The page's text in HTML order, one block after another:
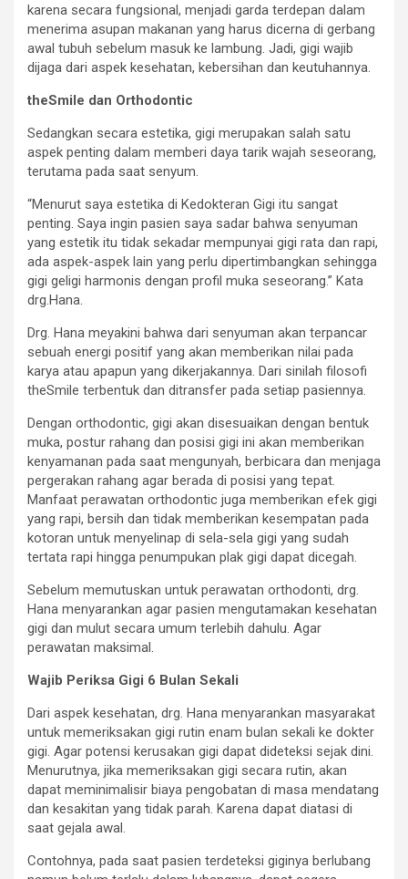
karena secara fungsional, menjadi garda terdepan dalam
menerima asupan makanan yang harus dicerna di gerbang
awal tubuh sebelum masuk ke lambung. Jadi, gigi wajib
dijaga dari aspek kesehatan, kebersihan dan keutuhannya.
theSmile dan Orthodontic
Sedangkan secara estetika, gigi merupakan salah satu
aspek penting dalam memberi daya tarik wajah seseorang,
terutama pada saat senyum.
“Menurut saya estetika di Kedokteran Gigi itu sangat
penting. Saya ingin pasien saya sadar bahwa senyuman
yang estetik itu tidak sekadar mempunyai gigi rata dan rapi,
ada aspek-aspek lain yang perlu dipertimbangkan sehingga
gigi geligi harmonis dengan profil muka seseorang.” Kata
drg.Hana.
Drg. Hana meyakini bahwa dari senyuman akan terpancar
sebuah energi positif yang akan memberikan nilai pada
karya atau apapun yang dikerjakannya. Dari sinilah filosofi
theSmile terbentuk dan ditransfer pada setiap pasiennya.
Dengan orthodontic, gigi akan disesuaikan dengan bentuk
muka, postur rahang dan posisi gigi ini akan memberikan
kenyamanan pada saat mengunyah, berbicara dan menjaga
pergerakan rahang agar berada di posisi yang tepat.
Manfaat perawatan orthodontic juga memberikan efek gigi
yang rapi, bersih dan tidak memberikan kesempatan pada
kotoran untuk menyelinap di sela-sela gigi yang sudah
tertata rapi hingga penumpukan plak gigi dapat dicegah.
Sebelum memutuskan untuk perawatan orthodonti, drg.
Hana menyarankan agar pasien mengutamakan kesehatan
gigi dan mulut secara umum terlebih dahulu. Agar
perawatan maksimal.
Wajib Periksa Gigi 6 Bulan Sekali
Dari aspek kesehatan, drg. Hana menyarankan masyarakat
untuk memeriksakan gigi rutin enam bulan sekali ke dokter
gigi. Agar potensi kerusakan gigi dapat dideteksi sejak dini.
Menurutnya, jika memeriksakan gigi secara rutin, akan
dapat meminimalisir biaya pengobatan di masa mendatang
dan kesakitan yang tidak parah. Karena dapat diatasi di
saat gejala awal.
Contohnya, pada saat pasien terdeteksi giginya berlubang